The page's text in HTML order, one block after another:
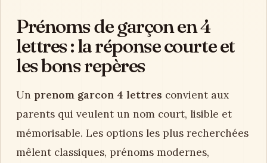
Prénoms de garçon en 4
lettres : la réponse courte et
les bons repères
Un prenom garcon 4 lettres convient aux
parents qui veulent un nom court, lisible et
mémorisable. Les options les plus recherchées
mêlent classiques, prénoms modernes,